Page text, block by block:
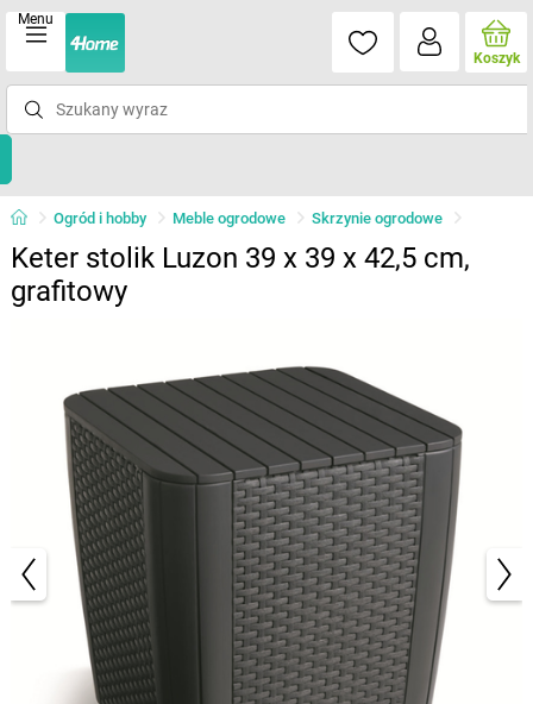
Menu
Koszyk
Ogród i hobby Meble ogrodowe Skrzynie ogrodowe
Keter stolik Luzon 39 x 39 x 42,5 cm,
grafitowy